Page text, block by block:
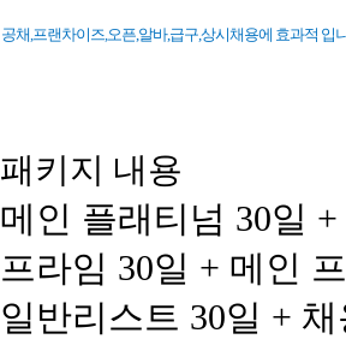
공채,프랜차이즈,오픈,알바,급구,상시채용에 효과적 입
패키지 내용
메인 플래티넘 30일
프라임 30일 + 메인
일반리스트 30일 +